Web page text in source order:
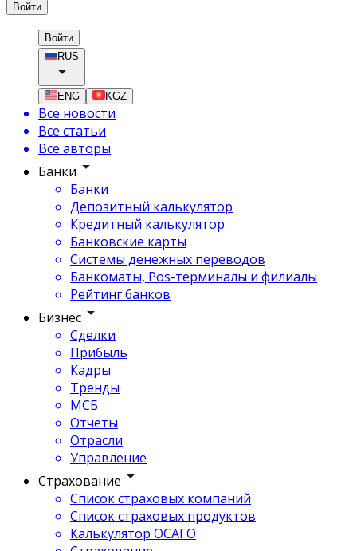
Войти
Войти
RUS
ENG KGZ
Все новости
Все статьи
Все авторы
Банки
Банки
Депозитный калькулятор
Кредитный калькулятор
Банковские карты
Системы денежных переводов
Банкоматы, Pos-терминалы и филиалы
Рейтинг банков
Бизнес
Сделки
Прибыль
Кадры
Тренды
МСБ
Отчеты
Отрасли
Управление
Страхование
Список страховых компаний
Список страховых продуктов
Калькулятор ОСАГО